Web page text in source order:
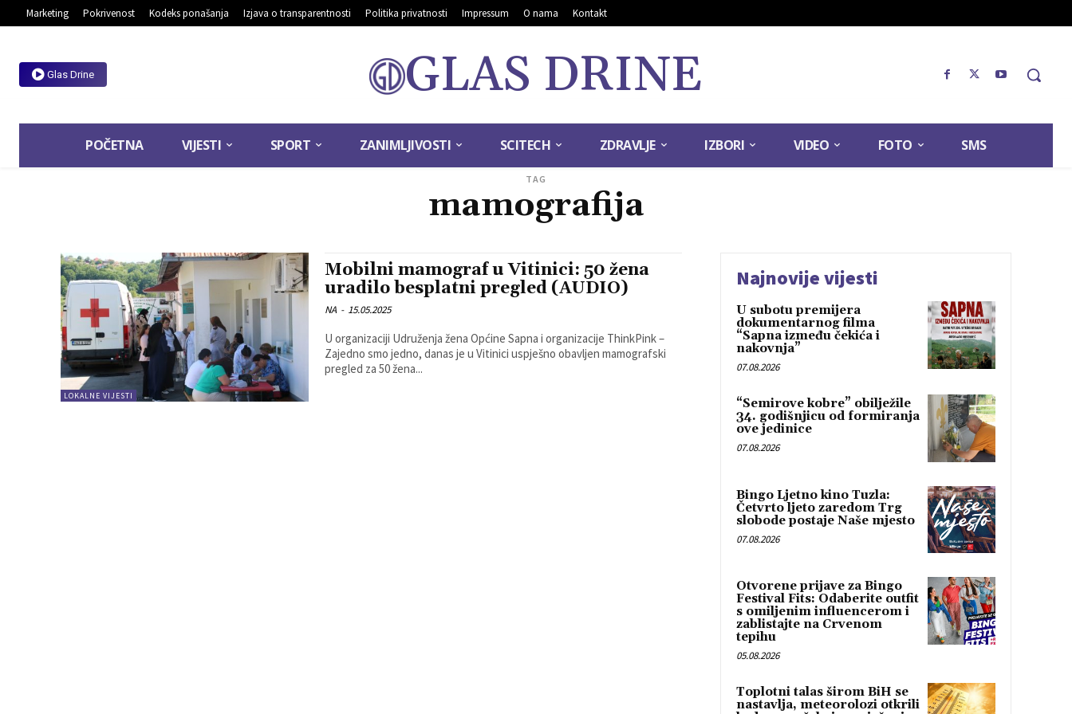
Marketing Pokrivenost Kodeks ponašanja Izjava o transparentnosti Politika privatnosti Impressum O nama Kontakt
Glas Drine GLAS DRINE
POČETNA VIJESTI SPORT ZANIMLJIVOSTI SCITECH ZDRAVLJE IZBORI VIDEO FOTO SMS
TAG
mamografija
LOKALNE VIJESTI
Mobilni mamograf u Vitinici: 50 žena
uradilo besplatni pregled (AUDIO)
NA - 15.05.2025
U organizaciji Udruženja žena Općine Sapna i organizacije ThinkPink –
Zajedno smo jedno, danas je u Vitinici uspješno obavljen mamografski
pregled za 50 žena...
Najnovije vijesti
U subotu premijera
dokumentarnog filma
“Sapna između čekića i
nakovnja”
07.08.2026
“Semirove kobre” obilježile
34. godišnjicu od formiranja
ove jedinice
07.08.2026
Bingo Ljetno kino Tuzla:
Četvrto ljeto zaredom Trg
slobode postaje Naše mjesto
07.08.2026
Otvorene prijave za Bingo
Festival Fits: Odaberite outfit
s omiljenim influencerom i
zablistajte na Crvenom
tepihu
05.08.2026
Toplotni talas širom BiH se
nastavlja, meteorolozi otkrili